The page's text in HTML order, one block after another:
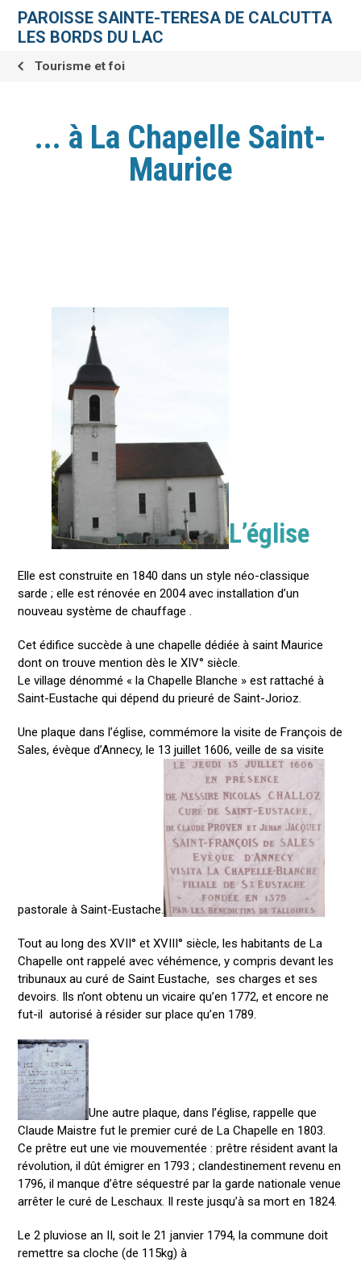
contenu.
navigation
personnelsPAROISSE SAINTE-TERESA DE CALCUTTA
LES BORDS DU LAC
Tourisme et foi
... à La Chapelle Saint-
Maurice
L’église
Elle est construite en 1840 dans un style néo-classique
sarde ; elle est rénovée en 2004 avec installation d’un
nouveau système de chauffage .
Cet édifice succède à une chapelle dédiée à saint Maurice
dont on trouve mention dès le XIV° siècle.
Le village dénommé « la Chapelle Blanche » est rattaché à
Saint-Eustache qui dépend du prieuré de Saint-Jorioz.
Une plaque dans l’église, commémore la visite de François de
Sales, évèque d’Annecy, le 13 juillet 1606, veille de sa visite
pastorale à Saint-Eustache.
Tout au long des XVII° et XVIII° siècle, les habitants de La
Chapelle ont rappelé avec véhémence, y compris devant les
tribunaux au curé de Saint Eustache, ses charges et ses
devoirs. Ils n’ont obtenu un vicaire qu’en 1772, et encore ne
fut-il autorisé à résider sur place qu’en 1789.
Une autre plaque, dans l’église, rappelle que
Claude Maistre fut le premier curé de La Chapelle en 1803.
Ce prêtre eut une vie mouvementée : prêtre résident avant la
révolution, il dût émigrer en 1793 ; clandestinement revenu en
1796, il manque d’être séquestré par la garde nationale venue
arrêter le curé de Leschaux. Il reste jusqu’à sa mort en 1824.
Le 2 pluviose an II, soit le 21 janvier 1794, la commune doit
remettre sa cloche (de 115kg) à